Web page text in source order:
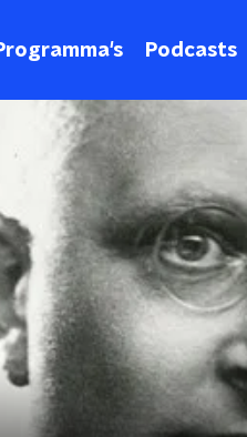
Podcasts